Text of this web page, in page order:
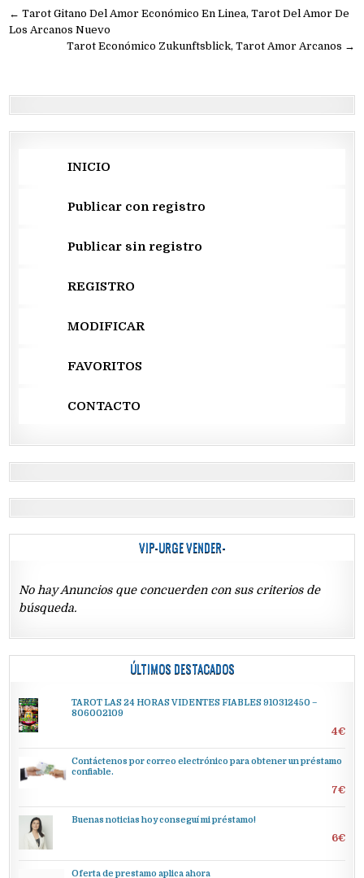
Navegación
de
← Tarot Gitano Del Amor Económico En Linea, Tarot Del Amor De
Los Arcanos Nuevo
Tarot Económico Zukunftsblick, Tarot Amor Arcanos →
INICIO
Publicar con registro
Publicar sin registro
REGISTRO
MODIFICAR
FAVORITOS
CONTACTO
VIP-URGE VENDER-
No hay Anuncios que concuerden con sus criterios de
búsqueda.
ÚLTIMOS DESTACADOS
TAROT LAS 24 HORAS VIDENTES FIABLES 910312450 –
806002109
4€
Contáctenos por correo electrónico para obtener un préstamo
confiable.
7€
Buenas noticias hoy conseguí mi préstamo!
6€
Oferta de prestamo aplica ahora